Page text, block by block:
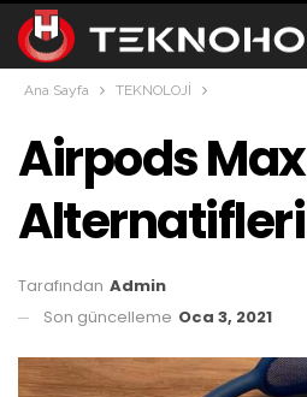
Ana Sayfa TEKNOLOJİ
Airpods Max
Alternatifleri
Tarafından Admin
Son güncelleme Oca 3, 2021